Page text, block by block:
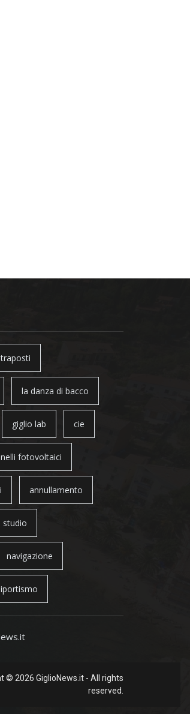
traposti
la danza di bacco
giglio lab cie
fotovoltaici
annullamento
studio
navigazione
© 2026 GiglioNews.it - All rights
reserved.